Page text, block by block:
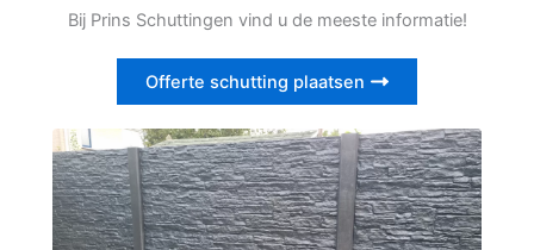
Bij Prins Schuttingen vind u de meeste informatie!
Offerte schutting plaatsen